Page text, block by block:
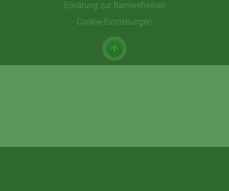
Erklärung zur Barrierefreiheit
Cookie-Einstellungen